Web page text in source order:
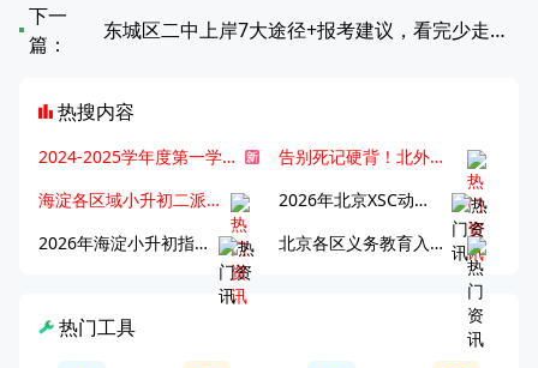
下一
篇：
东城区二中上岸7大途径+报考建议，看完少走弯路
热搜内容
2024-2025学年度第一学期北京各区期末考试真题试卷汇总
告别死记硬背！北外王牌精读词汇课，帮孩子突破英语词汇难关
海淀各区域小升初二派全攻略合集！区域一至五志愿填报、升学策略详解
2026年北京XSC动态，持续更新中ing...
2026年海淀小升初指南，一文了解招生政策要点
北京各区义务教育入学咨询电话汇总，25年小升初家长提前收藏
热门工具